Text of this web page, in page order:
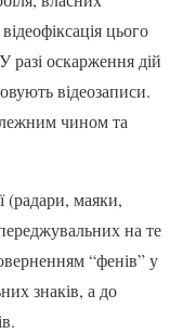
цього
разі оскарження дій
відеозаписи.
чином та
(радари, маяки,
на те
“фенів” у
знаків, а до